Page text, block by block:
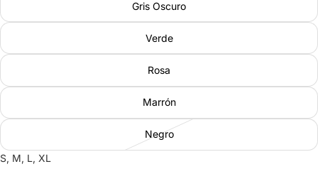
Gris Oscuro
Verde
Rosa
Marrón
Negro
S, M, L, XL